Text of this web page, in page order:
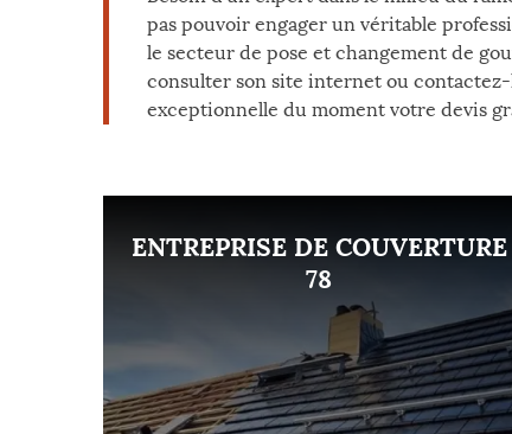
pas pouvoir engager un véritable
le secteur de pose et changement de
consulter son site internet ou contactez-
exceptionnelle du moment votre devis
ENTREPRISE DE COUVERTURE
78